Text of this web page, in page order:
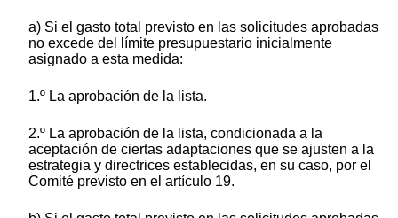
a) Si el gasto total previsto en las solicitudes aprobadas
no excede del límite presupuestario inicialmente
asignado a esta medida:
1.º La aprobación de la lista.
2.º La aprobación de la lista, condicionada a la
aceptación de ciertas adaptaciones que se ajusten a la
estrategia y directrices establecidas, en su caso, por el
Comité previsto en el artículo 19.